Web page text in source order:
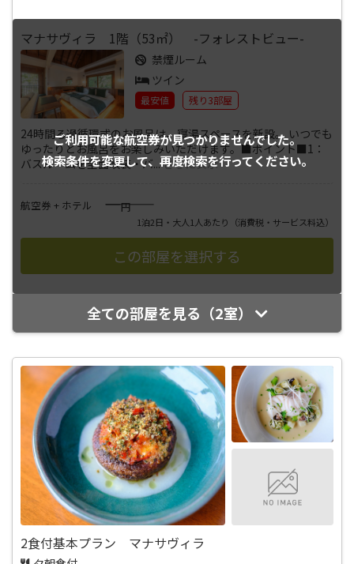
ご利用可能な航空券が見つかりませんでした。
検索条件を変更して、 再度検索を行ってください。
マナサヴィラ 1階（53㎡） -フォレストビュー-
禁煙ルーム
ツイン
最安値 残り3部屋
24時間ろ過循環式のお風呂は、寝湯スペースを新設。 いつでも
ゆったりとお風呂をお楽しみいただけます。■ポイント■1：
バスルームを全面改装・バ...さらに表示
航空券 + ホテル ――――円
1泊2日・大人1人あたり （消費税・サービス料込）
全ての部屋を見る（2室）
2食付基本プラン マナサヴィラ